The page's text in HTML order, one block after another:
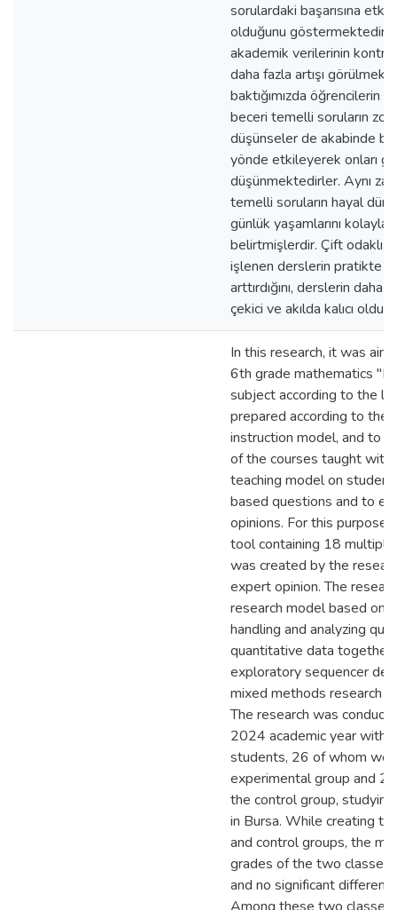
sorulardaki başarısına
olduğunu göstermektedir.
akademik verilerinin
daha fazla artışı
baktığımızda öğrencilerin
beceri temelli soruların zor
düşünseler de akabinde
yönde etkileyerek onları
düşünmektedirler. Aynı
temelli soruların hayal
günlük yaşamlarını
belirtmişlerdir. Çift odaklı
işlenen derslerin pratikte
arttırdığını, derslerin daha
çekici ve akılda kalıcı
In this research, it was
6th grade mathematics
subject according to the
prepared according to the
instruction model, and to
of the courses taught with
teaching model on
based questions and to
opinions. For this purpose,
tool containing 18
was created by the
expert opinion. The
research model based on
handling and analyzing
quantitative data together,
exploratory sequencer
mixed methods research
The research was
2024 academic year with
students, 26 of whom
experimental group and
the control group,
in Bursa. While creating
and control groups, the
grades of the two classes
and no significant